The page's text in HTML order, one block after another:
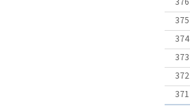
376
375
374
373
372
371